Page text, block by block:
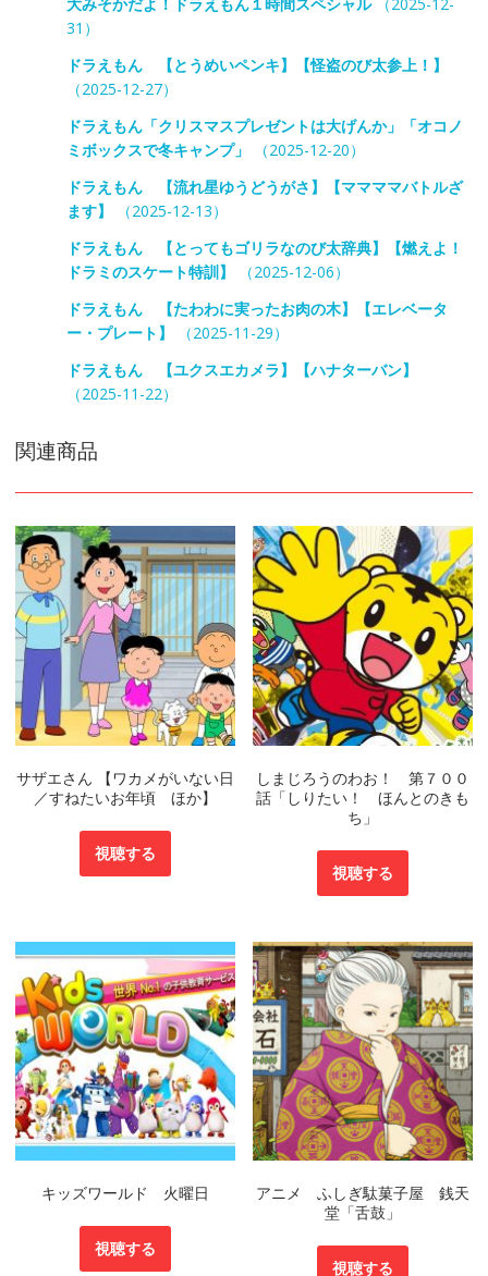
31）
ドラえもん 【とうめいペンキ】【怪盗のび太参上！】
（2025-12-27）
ドラえもん「クリスマスプレゼントは大げんか」「オコノ
ミボックスで冬キャンプ」
（2025-12-20）
ドラえもん 【流れ星ゆうどうがさ】【ママママバトルざ
ます】
（2025-12-13）
ドラえもん 【とってもゴリラなのび太辞典】【燃えよ！
ドラミのスケート特訓】
（2025-12-06）
ドラえもん 【たわわに実ったお肉の木】【エレベータ
ー・プレート】
（2025-11-29）
ドラえもん 【ユクスエカメラ】【ハナターバン】
（2025-11-22）
関連商品
サザエさん 【ワカメがいない日
／すねたいお年頃 ほか】
視聴する
しまじろうのわお！ 第７００
話「しりたい！ ほんとのきも
ち」
視聴する
キッズワールド 火曜日
視聴する
アニメ ふしぎ駄菓子屋 銭天
堂「舌鼓」
視聴する